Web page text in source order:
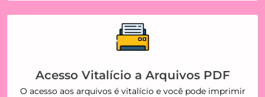
Acesso Vitalício a Arquivos PDF
O acesso aos arquivos é vitalício e você pode imprimir